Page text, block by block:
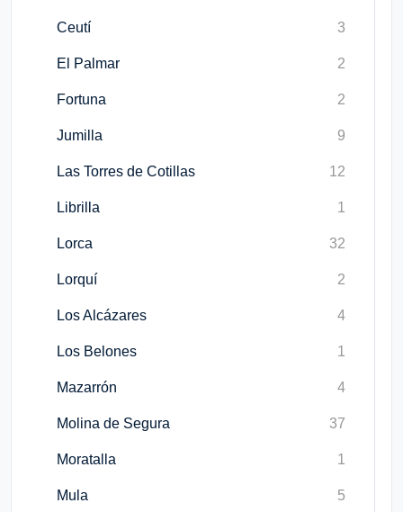
Ceutí 3
El Palmar 2
Fortuna 2
Jumilla 9
Las Torres de Cotillas 12
Librilla 1
Lorca 32
Lorquí 2
Los Alcázares 4
Los Belones 1
Mazarrón 4
Molina de Segura 37
Moratalla 1
Mula 5